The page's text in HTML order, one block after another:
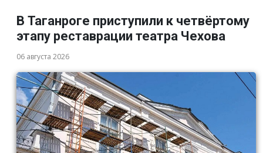
В Таганроге приступили к четвёртому
этапу реставрации театра Чехова
06 августа 2026